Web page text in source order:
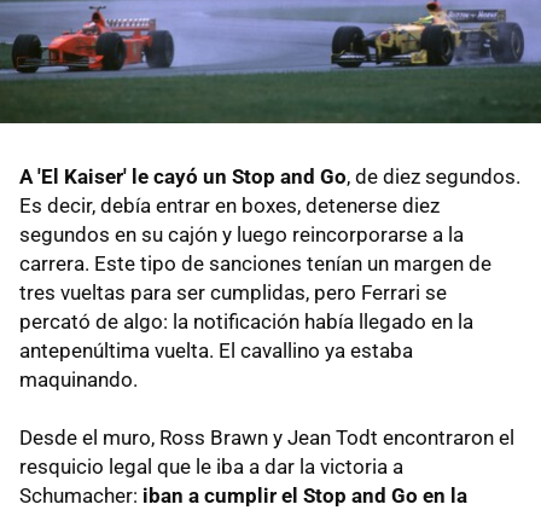
A 'El Kaiser' le cayó un Stop and Go, de diez segundos.
Es decir, debía entrar en boxes, detenerse diez
segundos en su cajón y luego reincorporarse a la
carrera. Este tipo de sanciones tenían un margen de
tres vueltas para ser cumplidas, pero Ferrari se
percató de algo: la notificación había llegado en la
antepenúltima vuelta. El cavallino ya estaba
maquinando.
Desde el muro, Ross Brawn y Jean Todt encontraron el
resquicio legal que le iba a dar la victoria a
Schumacher: iban a cumplir el Stop and Go en la